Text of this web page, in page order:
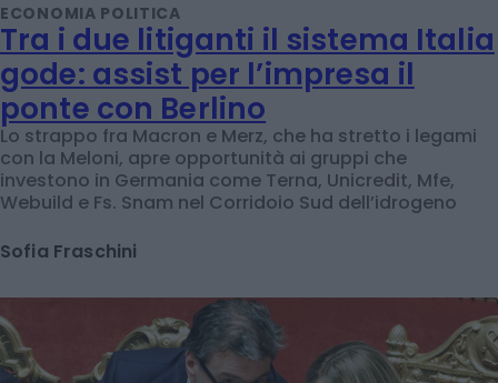
ECONOMIA POLITICA
Tra i due litiganti il sistema Italia
gode: assist per l’impresa il
ponte con Berlino
Lo strappo fra Macron e Merz, che ha stretto i legami
con la Meloni, apre opportunità ai gruppi che
investono in Germania come Terna, Unicredit, Mfe,
Webuild e Fs. Snam nel Corridoio Sud dell’idrogeno
Sofia Fraschini